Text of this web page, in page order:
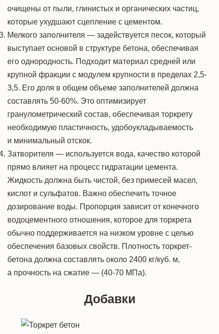
очищены от пыли, глинистых и органических частиц,
которые ухудшают сцепление с цементом.
Мелкого заполнителя — задействуется песок, который
выступает основой в структуре бетона, обеспечивая
его однородность. Подходит материал средней или
крупной фракции с модулем крупности в пределах 2,5-
3,5. Его доля в общем объеме заполнителей должна
составлять 50-60%. Это оптимизирует
гранулометрический состав, обеспечивая торкрету
необходимую пластичность, удобоукладываемость
и минимальный отскок.
Затворителя — используется вода, качество которой
прямо влияет на процесс гидратации цемента.
Жидкость должна быть чистой, без примесей масел,
кислот и сульфатов. Важно обеспечить точное
дозирование воды. Пропорция зависит от конечного
водоцементного отношения, которое для торкрета
обычно поддерживается на низком уровне с целью
обеспечения базовых свойств. Плотность торкрет-
бетона должна составлять около 2400 кг/куб. м,
а прочность на сжатие — (40-70 МПа).
Добавки